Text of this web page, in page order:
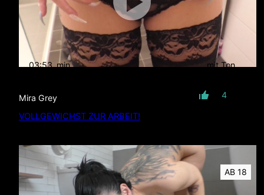
03:53 min mit Ton
Mira Grey 4
VOLLGEWICHST ZUR ARBEIT!
AB 18